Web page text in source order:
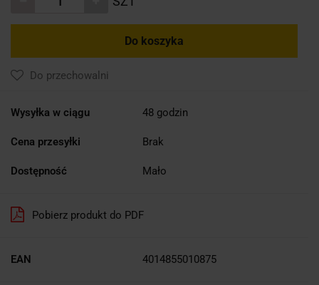
Do koszyka
Do przechowalni
Wysyłka w ciągu 48 godzin
Cena przesyłki Brak
Dostępność Mało
Pobierz produkt do PDF
EAN 4014855010875